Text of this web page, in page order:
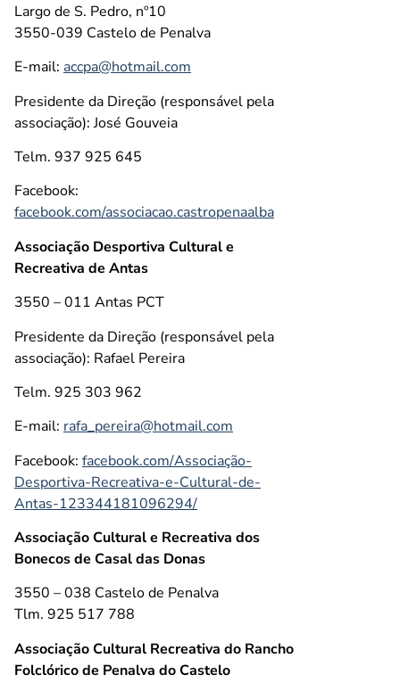
Largo de S. Pedro, nº10
3550-039 Castelo de Penalva
E-mail: accpa@hotmail.com
Presidente da Direção (responsável pela
associação): José Gouveia
Telm. 937 925 645
Facebook:
facebook.com/associacao.castropenaalba
Associação Desportiva Cultural e
Recreativa de Antas
3550 – 011 Antas PCT
Presidente da Direção (responsável pela
associação): Rafael Pereira
Telm. 925 303 962
E-mail: rafa_pereira@hotmail.com
Facebook: facebook.com/Associação-
Desportiva-Recreativa-e-Cultural-de-
Antas-123344181096294/
Associação Cultural e Recreativa dos
Bonecos de Casal das Donas
3550 – 038 Castelo de Penalva
Tlm. 925 517 788
Associação Cultural Recreativa do Rancho
Folclórico de Penalva do Castelo